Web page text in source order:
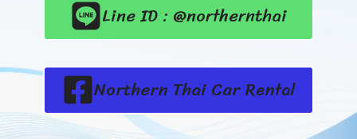
Line ID : @northernthai
Northern Thai Car Rental